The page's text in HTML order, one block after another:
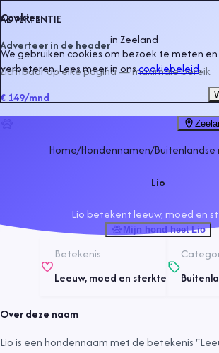
ADVERTENTIE
Adverteer in de headerinZeeland
Zichtbaar op elke pagina — maximale bereik
€ 149/mnd
Home/Hondennamen/Buitenlandse
Lio
Lio betekent leeuw, moed en
Mijn hond heet Lio
Betekenis
Leeuw, moed en sterkte
Over deze naam
Lio is een hondennaam met de betekenis
Cookies
We gebruiken cookies om bezoek te meten
verbeteren. Lees meer in onscookiebeleid.